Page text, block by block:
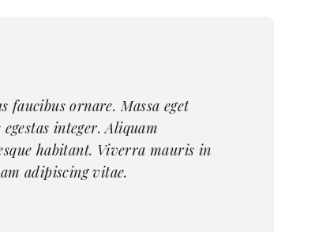
ornare. Massa eget
integer. Aliquam
habitant. Viverra mauris in
adipiscing vitae.